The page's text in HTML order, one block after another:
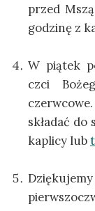
przed
godzinę z
W piątek
czci
składać
kaplicy lub